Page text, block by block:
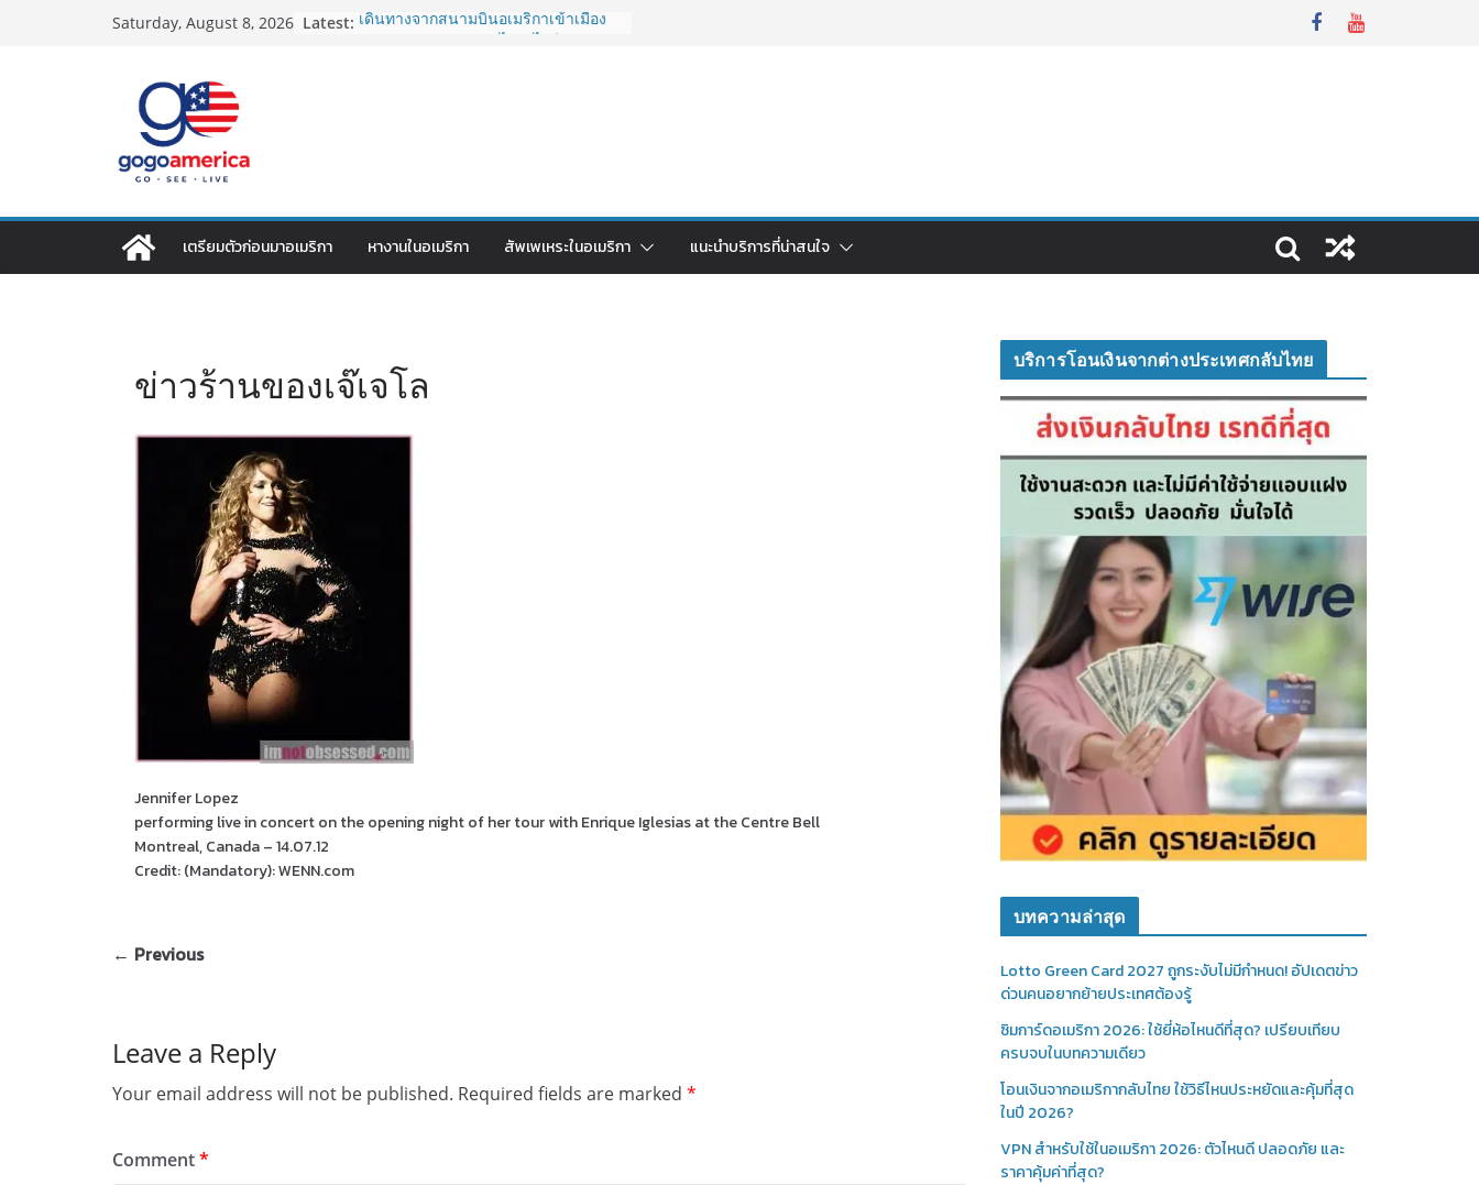
Saturday, August 8, 2026 Latest: เดินทางจากสนามบินอเมริกาเข้าเมือง
ประหยัดและคุ้มที่สุดในปี 2026?
VPN สำหรับใช้ในอเมริกา 2026: ตัว
เตรียมตัวก่อนมาอเมริกา หางานในอเมริกา สัพเพเหระในอเมริกา แนะนำบริการที่น่าสนใจ
ข่าวร้านของเจ๊เจโล
Jennifer Lopez
performing live in concert on the opening night of her tour with Enrique Iglesias at the Centre Bell
Montreal, Canada – 14.07.12
Credit: (Mandatory): WENN.com
← Previous
Leave a Reply
Your email address will not be published. Required fields are marked *
Comment*
บริการโอนเงินจากต่างประเทศกลับไทย
บทความล่าสุด
Lotto Green Card 2027 ถูกระงับไม่มีกำหนด! อัปเดตข่าว
ด่วนคนอยากย้ายประเทศต้องรู้
ซิมการ์ดอเมริกา 2026: ใช้ยี่ห้อไหนดีที่สุด? เปรียบเทียบ
ครบจบในบทความเดียว
โอนเงินจากอเมริกากลับไทย ใช้วิธีไหนประหยัดและคุ้มที่สุด
ในปี 2026?
VPN สำหรับใช้ในอเมริกา 2026: ตัวไหนดี ปลอดภัย และ
ราคาคุ้มค่าที่สุด?